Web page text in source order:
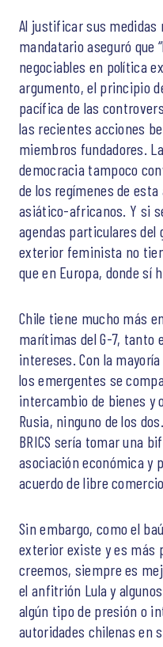
Al justificar sus medidas
mandatario aseguró que
negociables en política
argumento, el principio
pacífica de las
las recientes acciones
miembros fundadores.
democracia tampoco
de los regímenes de
asiático-africanos. Y si
agendas particulares
exterior feminista no
que en Europa, donde sí
Chile tiene mucho más
marítimas del G-7, tanto
intereses. Con la
los emergentes se
intercambio de bienes y
Rusia, ninguno de los
BRICS sería tomar una
asociación económica y
acuerdo de libre
Sin embargo, como el
exterior existe y es más
creemos, siempre es
el anfitrión Lula y
algún tipo de presión o
autoridades chilenas en